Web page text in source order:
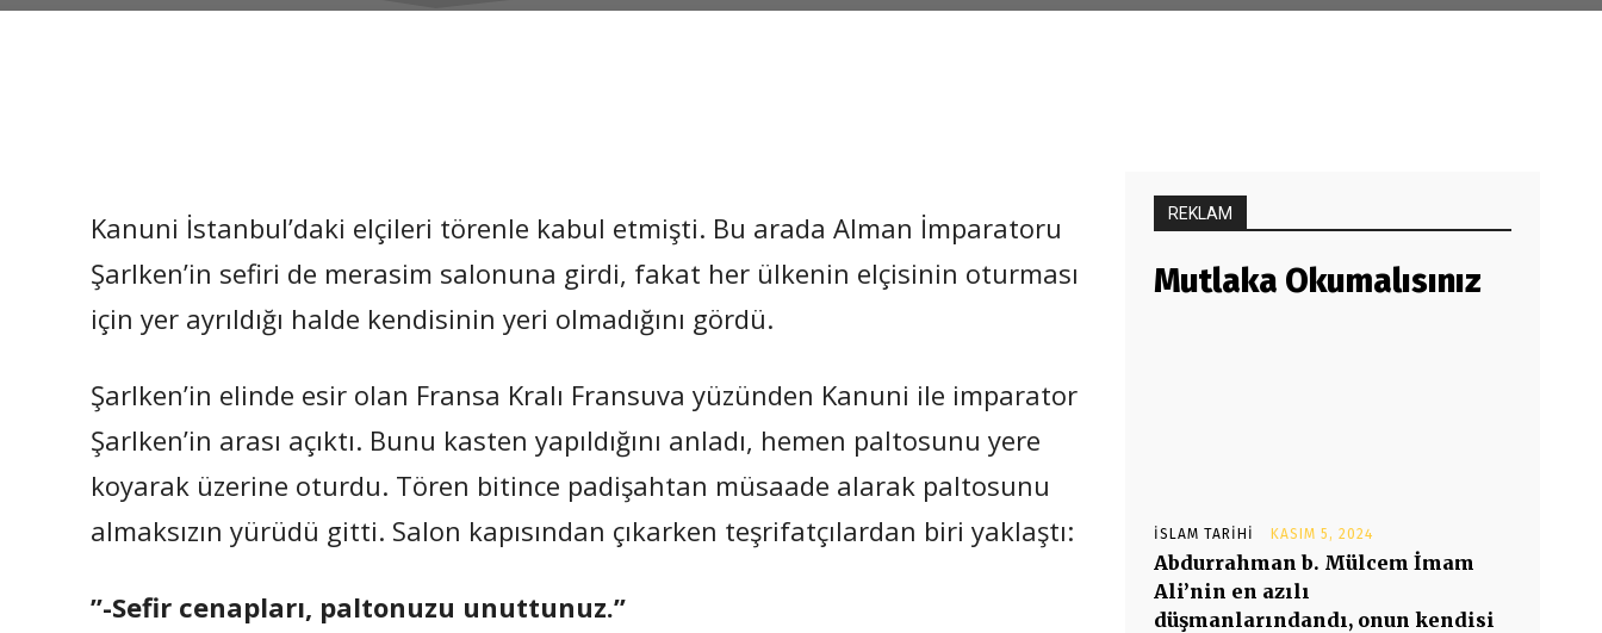
Kanuni İstanbul’daki elçileri törenle kabul etmişti. Bu arada Alman İmparatoru
Şarlken’in sefiri de merasim salonuna girdi, fakat her ülkenin elçisinin oturması
için yer ayrıldığı halde kendisinin yeri olmadığını gördü.
Şarlken’in elinde esir olan Fransa Kralı Fransuva yüzünden Kanuni ile imparator
Şarlken’in arası açıktı. Bunu kasten yapıldığını anladı, hemen paltosunu yere
koyarak üzerine oturdu. Tören bitince padişahtan müsaade alarak paltosunu
almaksızın yürüdü gitti. Salon kapısından çıkarken teşrifatçılardan biri yaklaştı:
”-Sefir cenapları, paltonuzu unuttunuz.”
REKLAM
Mutlaka Okumalısınız
İSLAM TARIHI KASIM 5, 2024
Abdurrahman b. Mülcem İmam
Ali’nin en azılı
düşmanlarındandı, onun kendisi